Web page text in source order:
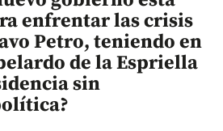
enfrentar las crisis
Petro, teniendo en
de la Espriella
sin